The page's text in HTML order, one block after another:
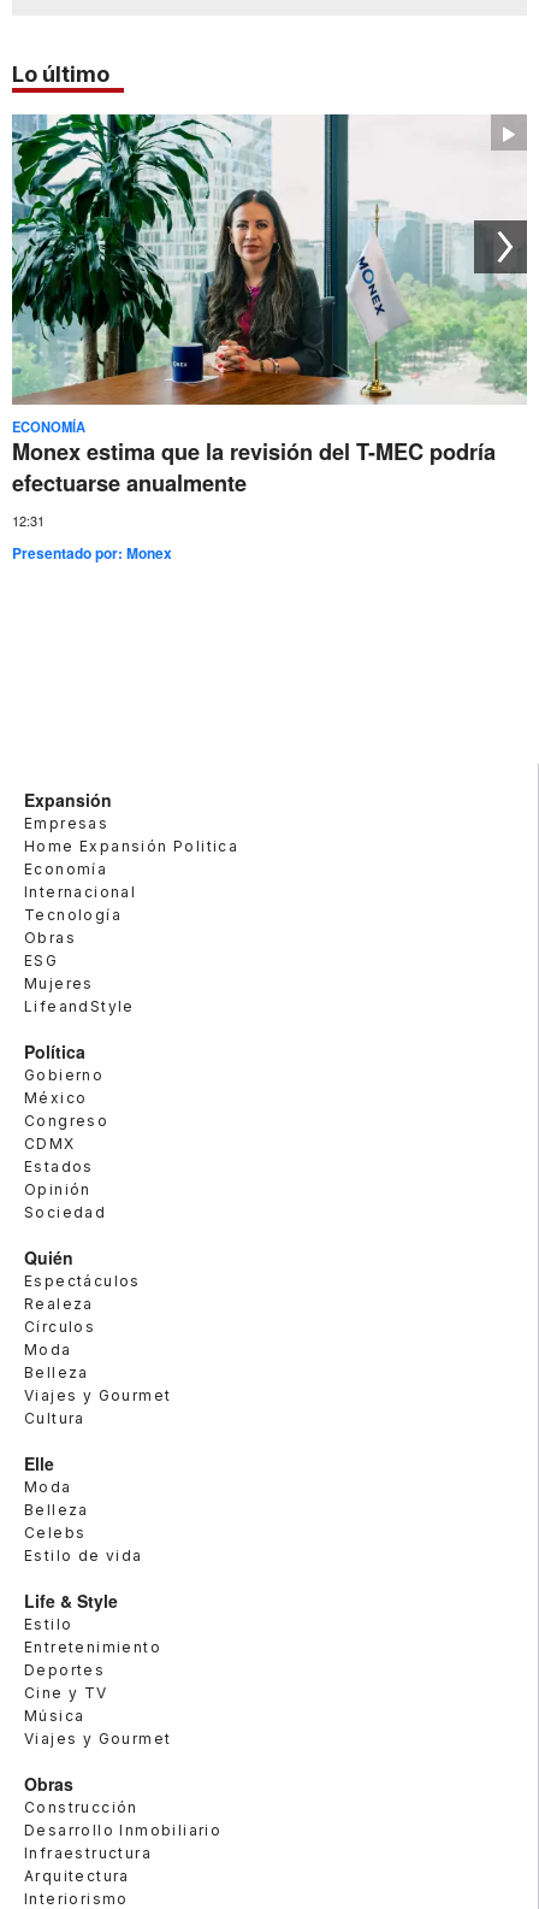
Lo último
ECONOMÍA
Monex estima que la revisión del T-MEC podría
efectuarse anualmente
12:31
Presentado por:Monex
Expansión
Empresas
Home Expansión Politica
Economía
Internacional
Tecnología
Obras
ESG
Mujeres
LifeandStyle
Política
Gobierno
México
Congreso
CDMX
Estados
Opinión
Sociedad
Quién
Espectáculos
Realeza
Círculos
Moda
Belleza
Viajes y Gourmet
Cultura
Elle
Moda
Belleza
Celebs
Estilo de vida
Life & Style
Estilo
Entretenimiento
Deportes
Cine y TV
Música
Viajes y Gourmet
Obras
Construcción
Desarrollo Inmobiliario
Infraestructura
Arquitectura
Interiorismo